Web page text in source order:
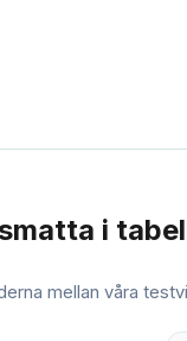
i
mellan våra